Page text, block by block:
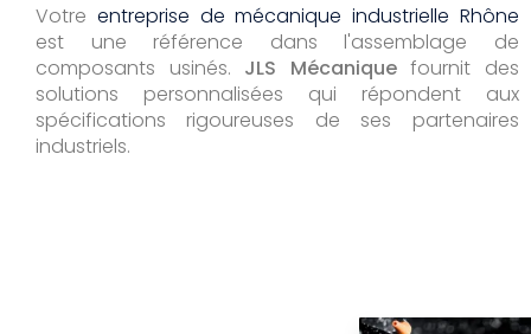
Votre entreprise de mécanique industrielle Rhône
est une référence dans l'assemblage de
composants usinés. JLS Mécaniquefournit des
solutions personnalisées qui répondent aux
spécifications rigoureuses de ses partenaires
industriels.